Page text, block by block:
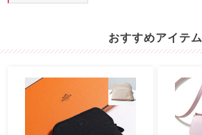
おすすめアイテム